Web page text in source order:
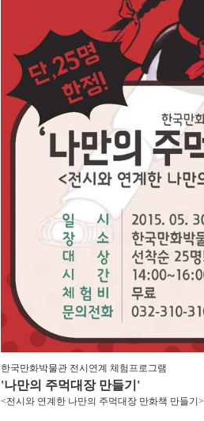
한국만화박물관 전시연계 체험프로그램
'나만의 주먹대장 만들기'
<전시와 연계한 나만의 주먹대장 만화책 만들기>